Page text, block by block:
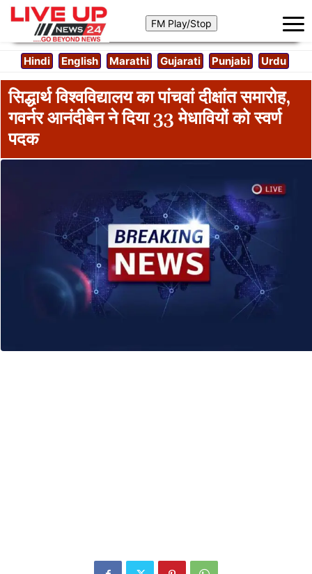
Hindi English Marathi Gujarati Punjabi Urdu
सिद्धार्थ विश्वविद्यालय का पांचवां दीक्षांत समारोह,
गवर्नर आनंदीबेन ने दिया 33 मेधावियों को स्वर्ण
पदक